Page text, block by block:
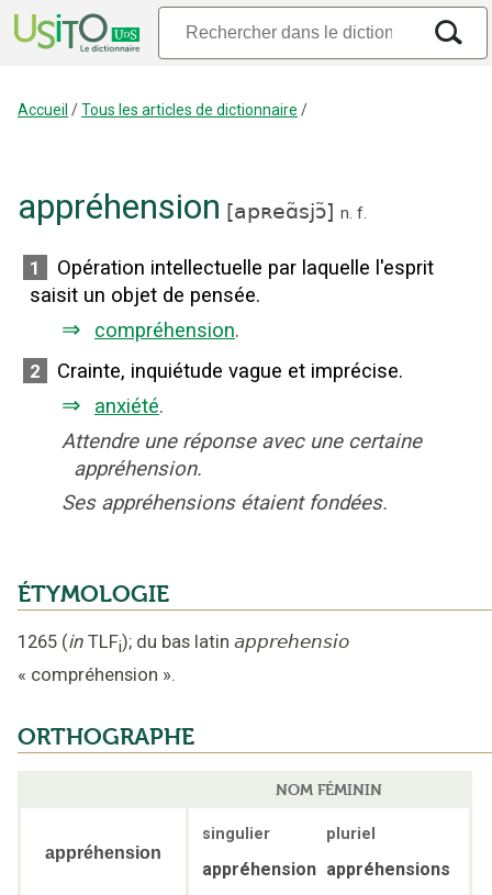
Accueil /Tous les articles de dictionnaire /
appréhension [apʀeɑ̃sjɔ̃] n. f.
1
Opération intellectuelle par laquelle l'esprit
saisit un objet de pensée.
⇒ compréhension.
2 Crainte, inquiétude vague et imprécise.
⇒ anxiété.
Attendre une réponse avec une certaine
appréhension.
Ses appréhensions étaient fondées.
ÉTYMOLOGIE
1265 (in TLFi); du bas latin apprehensio
« compréhension ».
ORTHOGRAPHE
NOM FÉMININ
appréhension
singulier pluriel
appréhension appréhensions